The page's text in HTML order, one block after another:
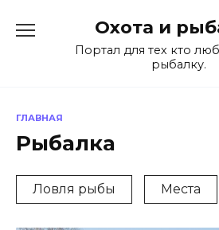
содержанию
Охота и
Портал для тех кто
рыбалку.
ГЛАВНАЯ
Рыбалка
Ловля рыбы Места